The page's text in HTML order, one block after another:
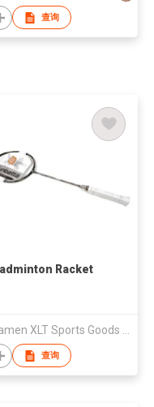
查询
Racket
Xiamen XLT Sports Goods Ltd. (Guangzhou Co.)
查询